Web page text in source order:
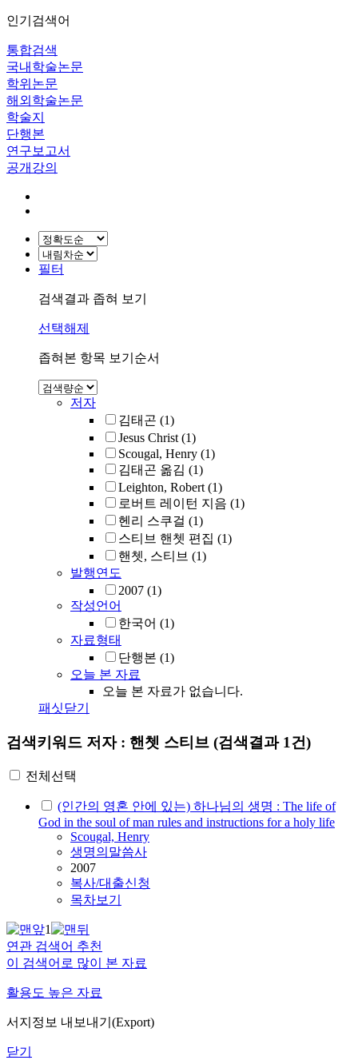
인기검색어
통합검색
국내학술논문
학위논문
해외학술논문
학술지
단행본
연구보고서
공개강의
필터
검색결과 좁혀 보기
선택해제
좁혀본 항목 보기순서
저자
김태곤 (1)
Jesus Christ (1)
Scougal, Henry (1)
김태곤 옮김 (1)
Leighton, Robert (1)
로버트 레이턴 지음 (1)
헨리 스쿠걸 (1)
스티브 핸쳇 편집 (1)
핸쳇, 스티브 (1)
발행연도
2007 (1)
작성언어
한국어 (1)
자료형태
단행본 (1)
오늘 본 자료
오늘 본 자료가 없습니다.
패싯닫기
검색키워드 저자 : 핸쳇 스티브 (검색결과 1건)
전체선택
(인간의 영혼 안에 있는) 하나님의 생명 : The life of
God in the soul of man rules and instructions for a holy life
Scougal, Henry
생명의말씀사
2007
복사/대출신청
목차보기
1
연관 검색어 추천
이 검색어로 많이 본 자료
활용도 높은 자료
서지정보 내보내기(Export)
닫기